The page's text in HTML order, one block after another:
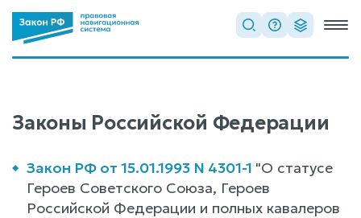
Законы Российской Федерации
Закон РФ от 15.01.1993 N 4301-1 "О статусе
Героев Советского Союза, Героев
Российской Федерации и полных кавалеров